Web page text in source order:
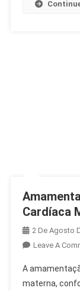
Cardíaca
2 De Agosto
Leave A
A
materna,